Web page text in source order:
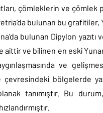
çömleklerin ve
bulunan bu grafitiler,
bulunan Dipylon
ve bilinen en eski
ve
bölgelerde
tanımıştır. Bu